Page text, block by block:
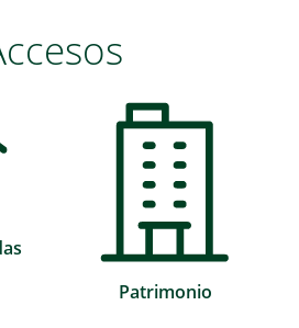
Patrimonio